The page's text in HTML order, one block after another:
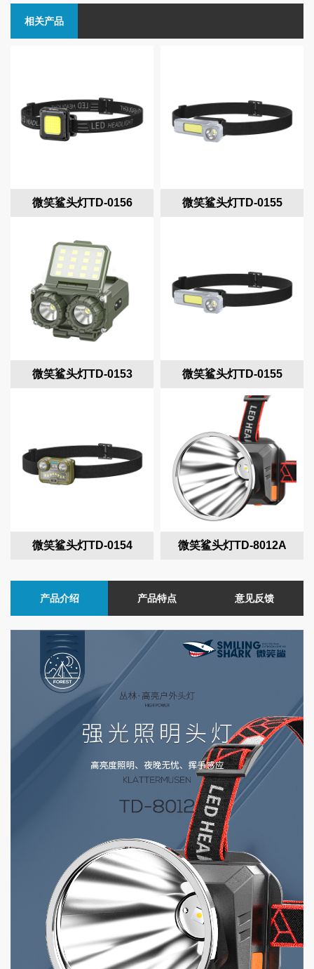
相关产品
微笑鲨头灯TD-0156 微笑鲨头灯TD-0155
微笑鲨头灯TD-0153 微笑鲨头灯TD-0155
微笑鲨头灯TD-0154 微笑鲨头灯TD-8012A
产品介绍 产品特点 意见反馈